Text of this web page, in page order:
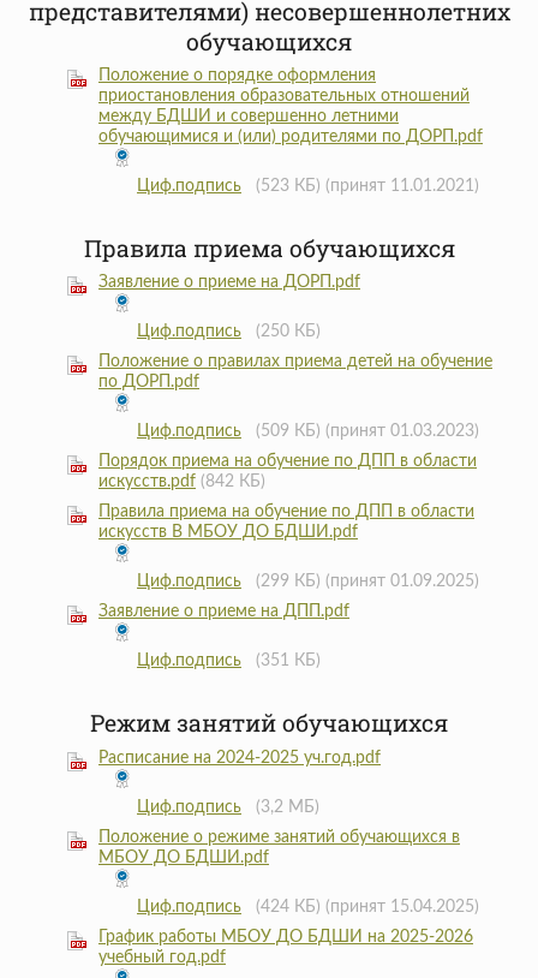
представителями) несовершеннолетних
обучающихся
Положение о порядке оформления
приостановления образовательных отношений
между БДШИ и совершенно летними
обучающимися и (или) родителями по ДОРП.pdf
Циф.подпись (523 КБ) (принят 11.01.2021)
Правила приема обучающихся
Заявление о приеме на ДОРП.pdf
Циф.подпись
(250 КБ)
Положение о правилах приема детей на обучение
по ДОРП.pdf
Циф.подпись (509 КБ) (принят 01.03.2023)
Порядок приема на обучение по ДПП в области
искусств.pdf (842 КБ)
Правила приема на обучение по ДПП в области
искусств В МБОУ ДО БДШИ.pdf
Циф.подпись (299 КБ) (принят 01.09.2025)
Заявление о приеме на ДПП.pdf
Циф.подпись (351 КБ)
Режим занятий обучающихся
Расписание на 2024-2025 уч.год.pdf
Циф.подпись
(3,2 МБ)
Положение о режиме занятий обучающихся в
МБОУ ДО БДШИ.pdf
Циф.подпись (424 КБ) (принят 15.04.2025)
График работы МБОУ ДО БДШИ на 2025-2026
учебный год.pdf